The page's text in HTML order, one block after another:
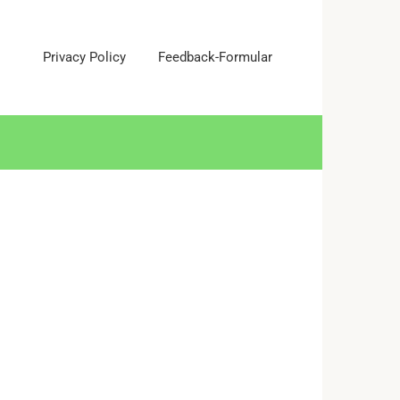
Privacy Policy Feedback-Formular